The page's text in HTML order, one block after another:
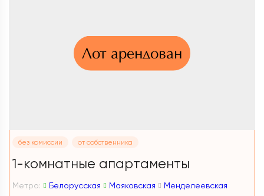
Лот арендован
без комиссии от собственника
1-комнатные апартаменты
Метро: Белорусская Маяковская
Менделеевская